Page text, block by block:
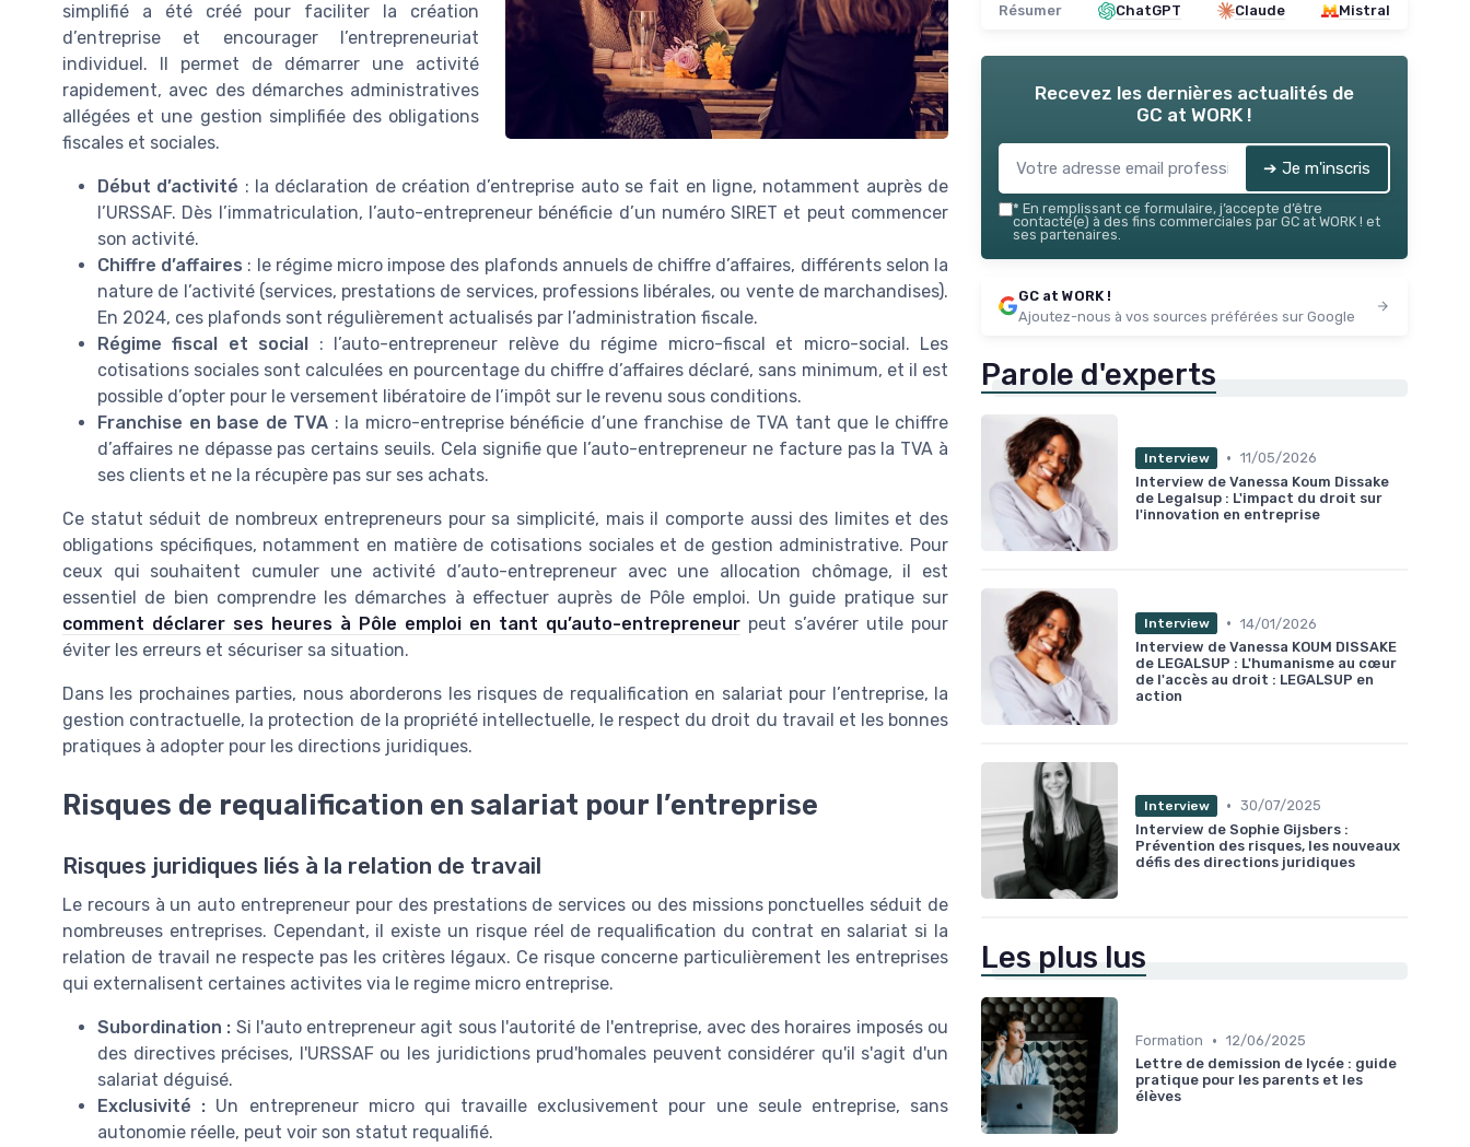
simplifié a été créé pour faciliter la création
d’entreprise et encourager l’entrepreneuriat
individuel. Il permet de démarrer une activité
rapidement, avec des démarches administratives
allégées et une gestion simplifiée des obligations
fiscales et sociales.
Début d’activité : la déclaration de création d’entreprise auto se fait en ligne, notamment auprès de
l’URSSAF. Dès l’immatriculation, l’auto-entrepreneur bénéficie d’un numéro SIRET et peut commencer
son activité.
Chiffre d’affaires : le régime micro impose des plafonds annuels de chiffre d’affaires, différents selon la
nature de l’activité (services, prestations de services, professions libérales, ou vente de marchandises).
En 2024, ces plafonds sont régulièrement actualisés par l’administration fiscale.
Régime fiscal et social : l’auto-entrepreneur relève du régime micro-fiscal et micro-social. Les
cotisations sociales sont calculées en pourcentage du chiffre d’affaires déclaré, sans minimum, et il est
possible d’opter pour le versement libératoire de l’impôt sur le revenu sous conditions.
Franchise en base de TVA : la micro-entreprise bénéficie d’une franchise de TVA tant que le chiffre
d’affaires ne dépasse pas certains seuils. Cela signifie que l’auto-entrepreneur ne facture pas la TVA à
ses clients et ne la récupère pas sur ses achats.
Ce statut séduit de nombreux entrepreneurs pour sa simplicité, mais il comporte aussi des limites et des
obligations spécifiques, notamment en matière de cotisations sociales et de gestion administrative. Pour
ceux qui souhaitent cumuler une activité d’auto-entrepreneur avec une allocation chômage, il est
essentiel de bien comprendre les démarches à effectuer auprès de Pôle emploi. Un guide pratique sur
comment déclarer ses heures à Pôle emploi en tant qu’auto-entrepreneur peut s’avérer utile pour
éviter les erreurs et sécuriser sa situation.
Dans les prochaines parties, nous aborderons les risques de requalification en salariat pour l’entreprise, la
gestion contractuelle, la protection de la propriété intellectuelle, le respect du droit du travail et les bonnes
pratiques à adopter pour les directions juridiques.
Risques de requalification en salariat pour l’entreprise
Risques juridiques liés à la relation de travail
Le recours à un auto entrepreneur pour des prestations de services ou des missions ponctuelles séduit de
nombreuses entreprises. Cependant, il existe un risque réel de requalification du contrat en salariat si la
relation de travail ne respecte pas les critères légaux. Ce risque concerne particulièrement les entreprises
qui externalisent certaines activites via le regime micro entreprise.
Subordination : Si l'auto entrepreneur agit sous l'autorité de l'entreprise, avec des horaires imposés ou
des directives précises, l'URSSAF ou les juridictions prud'homales peuvent considérer qu'il s'agit d'un
salariat déguisé.
Exclusivité : Un entrepreneur micro qui travaille exclusivement pour une seule entreprise, sans
autonomie réelle, peut voir son statut requalifié.
Résumer ChatGPT Claude Mistral
Recevez les dernières actualités de
GC at WORK !
➔ Je m'inscris
* En remplissant ce formulaire, j’accepte d’être
contacté(e) à des fins commerciales par GC at WORK ! et
ses partenaires.
GC at WORK !
Ajoutez-nous à vos sources préférées sur Google
Parole d'experts
Interview • 11/05/2026
Interview de Vanessa Koum Dissake
de Legalsup : L'impact du droit sur
l'innovation en entreprise
Interview • 14/01/2026
Interview de Vanessa KOUM DISSAKE
de LEGALSUP : L'humanisme au cœur
de l'accès au droit : LEGALSUP en
action
Interview • 30/07/2025
Interview de Sophie Gijsbers :
Prévention des risques, les nouveaux
défis des directions juridiques
Les plus lus
Formation • 12/06/2025
Lettre de demission de lycée : guide
pratique pour les parents et les
élèves